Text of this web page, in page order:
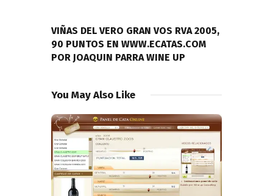
VIÑAS DEL VERO GRAN VOS RVA 2005,
90 PUNTOS EN WWW.ECATAS.COM
POR JOAQUIN PARRA WINE UP
You May Also Like